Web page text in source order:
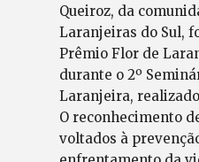
Queiroz, da
Laranjeiras do Sul,
Prêmio Flor de
durante o 2º
Laranjeira,
O reconhecimento
voltados à